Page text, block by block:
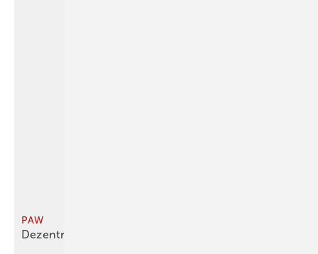
PAW
Dezentral Warmwasser